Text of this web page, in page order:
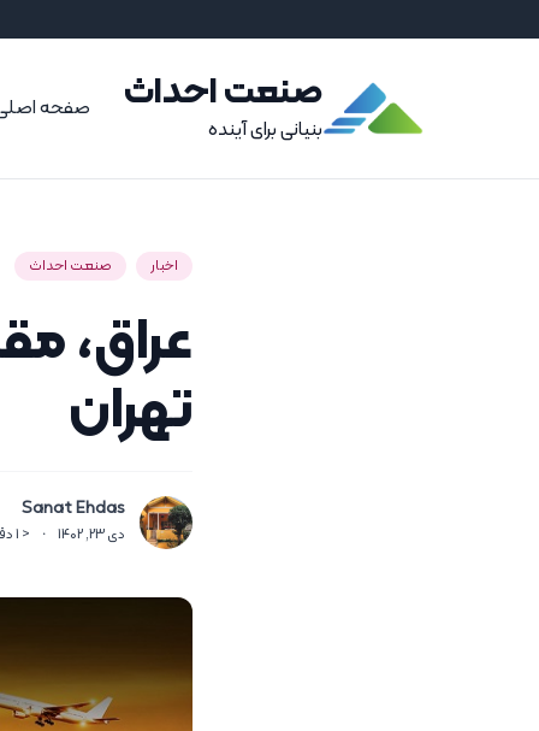
صنعت احداث
بنیانی برای آینده
صفحه
اخبار صنعت احداث
عراق،
تهران
Sanat Ehdas
دی 23, 1402 ·
< 1